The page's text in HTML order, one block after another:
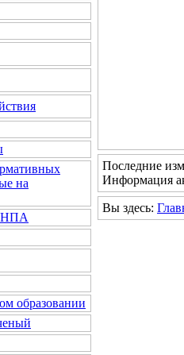
на
НПА
образовании
Последние
Информация
Вы здесь: